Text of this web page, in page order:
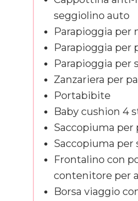
seggiolino auto
Parapioggia per
Parapioggia per
Parapioggia per
Zanzariera per
Portabibite
Baby cushion 4
Saccopiuma per
Saccopiuma per
Frontalino con
contenitore per
Borsa viaggio